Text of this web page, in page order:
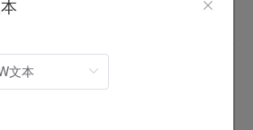
ェルゴンヌの終焉／
」